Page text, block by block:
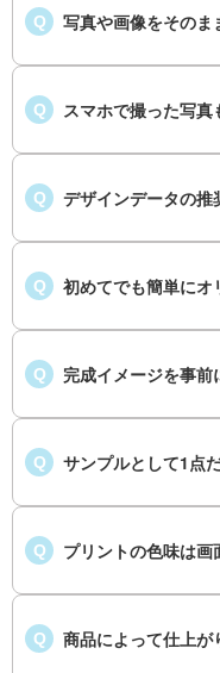
Q 写真や画像をそのま
Q スマホで撮った写真
Q デザインデータの推
Q 初めてでも簡単にオ
Q 完成イメージを事前
Q サンプルとして1点
Q プリントの色味は画
Q 商品によって仕上が